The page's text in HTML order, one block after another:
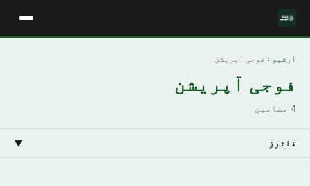
آرشیو › فوجی آپریشن
فوجی آپریشن
4 مضامین
فلٹرز ▼